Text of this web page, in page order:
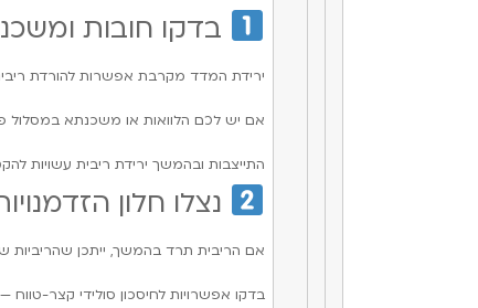
בדקו חובות
ירידת המדד מקרבת אפשרות להורדת
אם יש לכם הלוואות או משכנתא במסלול
התייצבות ובהמשך ירידת ריבית עשויות
נצלו חלון
אם הריבית תרד בהמשך, ייתכן שהריביות
בדקו אפשרויות לחיסכון סולידי קצר-